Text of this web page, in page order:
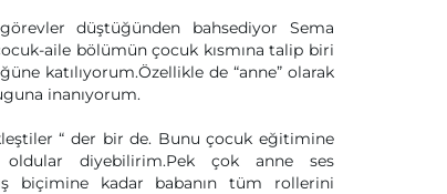
düştüğünden bahsediyor Sema
aile bölümün çocuk kısmına talip biri
katılıyorum.Özellikle de “anne” olarak
inanıyorum.
“ der bir de. Bunu çocuk eğitimine
diyebilirim.Pek çok anne ses
biçimine kadar babanın tüm rollerini